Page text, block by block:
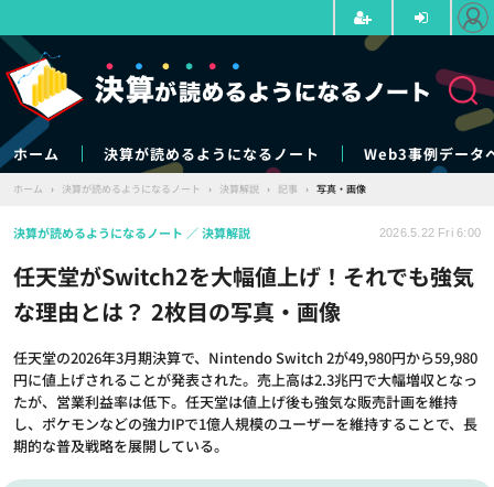
ホーム 決算が読めるようになるノート Web3事例データ
ホーム › 決算が読めるようになるノート › 決算解説 › 記事 › 写真・画像
任天堂がSwitch2を大幅値上げ！それでも強気
な理由とは？ 2枚目の写真・画像
任天堂の2026年3月期決算で、Nintendo Switch 2が49,980円から59,980
円に値上げされることが発表された。売上高は2.3兆円で大幅増収となっ
たが、営業利益率は低下。任天堂は値上げ後も強気な販売計画を維持
し、ポケモンなどの強力IPで1億人規模のユーザーを維持することで、長
期的な普及戦略を展開している。
決算が読めるようになるノート 決算解説 2026.5.22 Fri 6:00